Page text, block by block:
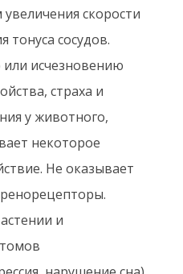
скорости
тонуса сосудов.
исчезновению
страха и
у животного,
некоторое
Не оказывает
и